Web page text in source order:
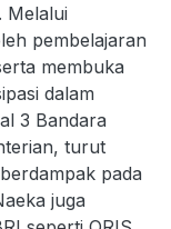
Melalui
pembelajaran
membuka
dalam
3 Bandara
turut
pada
juga